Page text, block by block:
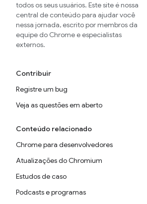
todos os seus usuários. Este site é nossa
central de conteúdo para ajudar você
nessa jornada, escrito por membros da
equipe do Chrome e especialistas
externos.
Contribuir
Registre um bug
Veja as questões em aberto
Conteúdo relacionado
Chrome para desenvolvedores
Atualizações do Chromium
Estudos de caso
Podcasts e programas